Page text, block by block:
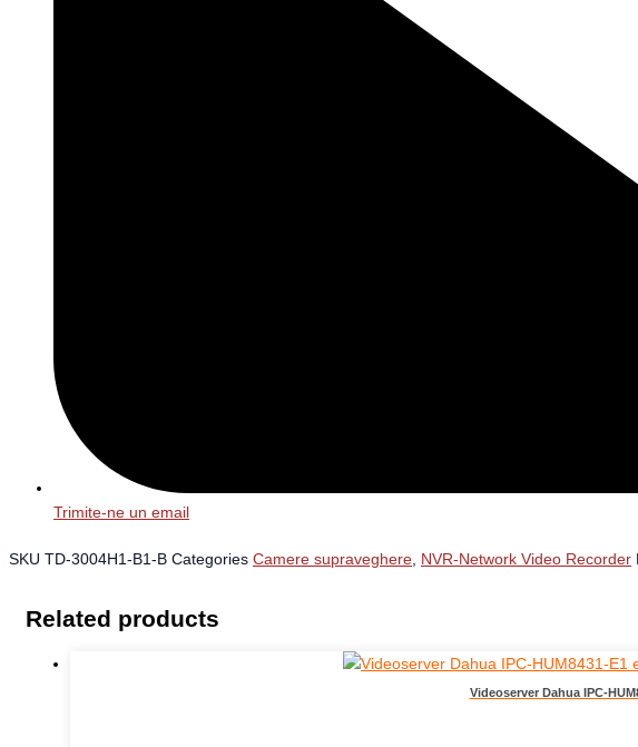
Trimite-ne un email
SKU TD-3004H1-B1-B Categories Camere supraveghere NVR-Network Video Recorder
Related products
Videoserver Dahua IPC-